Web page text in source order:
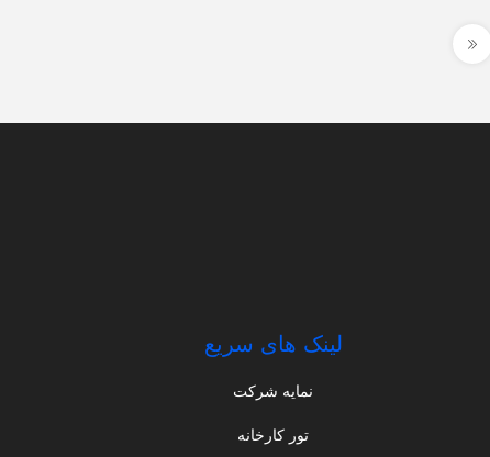
لینک های سریع
نمایه شرکت
تور کارخانه